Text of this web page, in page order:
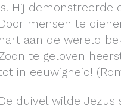
Hij demonstreerde
Door mensen te
hart aan de wereld
te geloven
in eeuwigheid!
De duivel wilde